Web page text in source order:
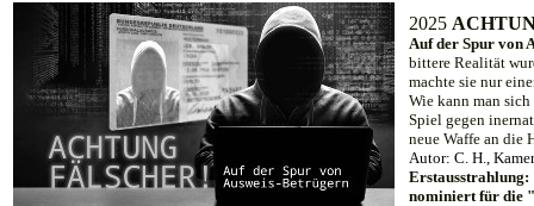
2025
Auf der Spur von
bittere Realität
machte sie nur
Wie kann man
Spiel gegen
neue Waffe an die
Autor: C. H.,
Erstausstrahlung:
nominiert für die